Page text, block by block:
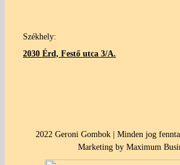
Székhely:
2030 Érd, Festő utca 3/A.
2022 Geroni Gombok | Minden jog
Marketing by Maximum